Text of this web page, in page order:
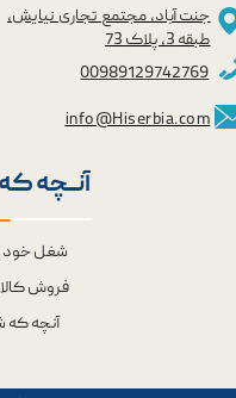
شغل خود
فروش
آنچه که
آنــچه
جنت آباد، مجتمع تجاری نیایش،
طبقه 3، پلاک 73
00989129742769
info@Hiserbia.com